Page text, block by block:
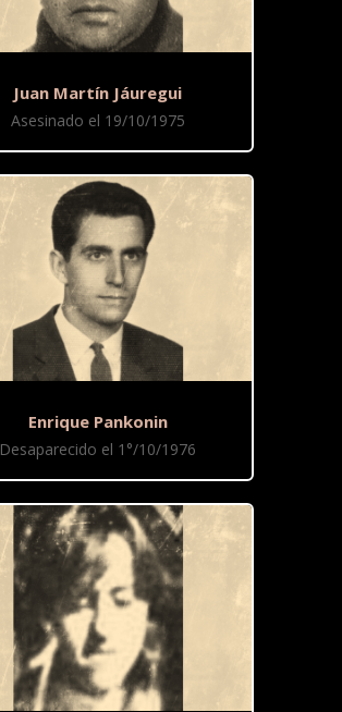
Juan Martín Jáuregui
Asesinado el 19/10/1975
Enrique Pankonin
Desaparecido el 1°/10/1976